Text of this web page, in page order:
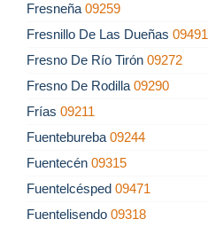
Fresneña 09259
Fresnillo De Las Dueñas 09491
Fresno De Río Tirón 09272
Fresno De Rodilla 09290
Frías 09211
Fuentebureba 09244
Fuentecén 09315
Fuentelcésped 09471
Fuentelisendo 09318